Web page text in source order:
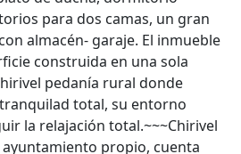
para dos camas, un gran
almacén- garaje. El inmueble
construida en una sola
pedanía rural donde
total, su entorno
la relajación total.~~~Chirivel
propio, cuenta